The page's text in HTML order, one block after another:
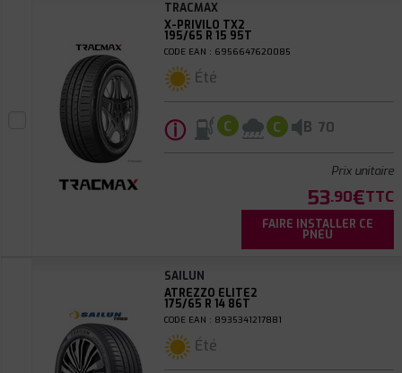
TRACMAX
X-PRIVILO TX2
195/65 R 15 95T
CODE EAN : 6956647620085
Été
ⓘ C C B 70
Prix unitaire
53.90€TTC
FAIRE INSTALLER CE
PNEU
SAILUN
ATREZZO ELITE2
175/65 R 14 86T
CODE EAN : 8935341217881
Été